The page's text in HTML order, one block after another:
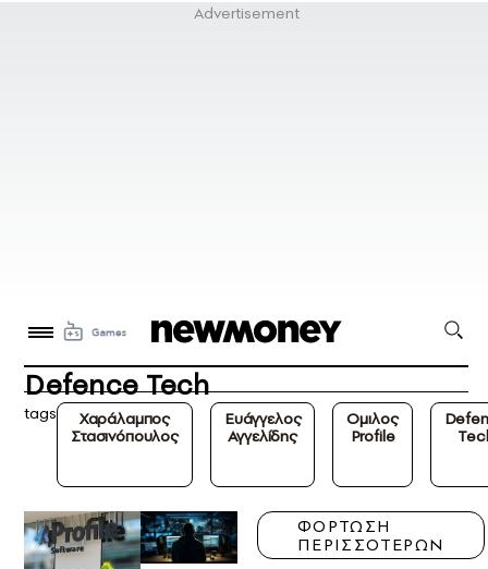
Defence Tech
tags
Χαράλαμπος
Στασινόπουλος
Ευάγγελος
Αγγελίδης
Oμιλος
Profile
ΦΟΡΤΩΣΗ
ΠΕΡΙΣΣΟΤΕΡΩΝ